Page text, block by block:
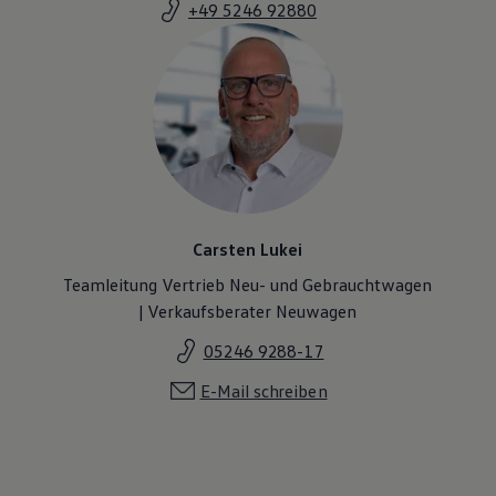
Elektromobilität
Volkswagen R
Pannen- und Unfallhilfe
Volkswagen Kundenbetreuung
+49 5246 92880
Carsten Lukei
Teamleitung Vertrieb Neu- und Gebrauchtwagen
| Verkaufsberater Neuwagen
05246 9288-17
E-Mail schreiben